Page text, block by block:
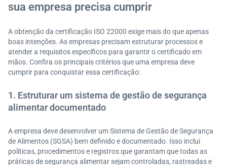
sua empresa precisa cumprir
A obtenção da certificação ISO 22000 exige mais do que apenas
boas intenções. As empresas precisam estruturar processos e
atender a requisitos específicos para garantir o certificado em
mãos. Confira os principais critérios que uma empresa deve
cumprir para conquistar essa certificação:
1. Estruturar um sistema de gestão de segurança
alimentar documentado
A empresa deve desenvolver um Sistema de Gestão de Segurança
de Alimentos (SGSA) bem definido e documentado. Isso inclui
políticas, procedimentos e registros que garantam que todas as
práticas de segurança alimentar sejam controladas, rastreadas e